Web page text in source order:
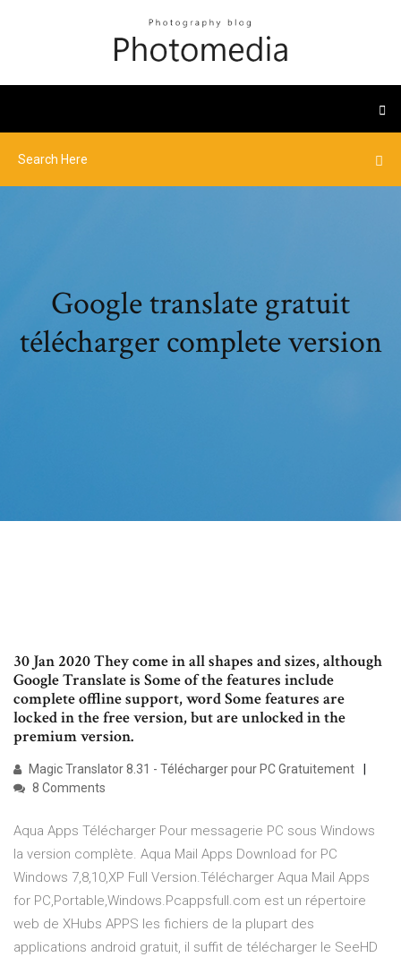
Google translate gratuit
télécharger complete version
30 Jan 2020 They come in all shapes and sizes, although
Google Translate is Some of the features include
complete offline support, word Some features are
locked in the free version, but are unlocked in the
premium version.
Magic Translator 8.31 - Télécharger pour PC Gratuitement
8 Comments
Aqua Apps Télécharger Pour messagerie PC sous Windows
la version complète. Aqua Mail Apps Download for PC
Windows 7,8,10,XP Full Version.Télécharger Aqua Mail Apps
for PC,Portable,Windows.Pcappsfull.com est un répertoire
web de XHubs APPS les fichiers de la plupart des
applications android gratuit, il suffit de télécharger le SeeHD